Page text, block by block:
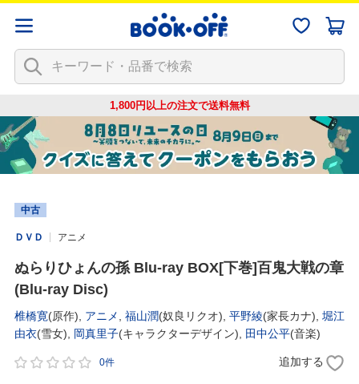
1,800円以上の注文で送料無料
中古
ＤＶＤ アニメ
ぬらりひょんの孫 Blu-ray BOX[下巻]百鬼大戦の章
(Blu-ray Disc)
椎橋寛(原作), アニメ 福山潤(奴良リクオ), 平野綾(家長カナ), 堀江
由衣(雪女), 岡真里子(キャラクターデザイン), 田中公平(音楽)
0件 追加する